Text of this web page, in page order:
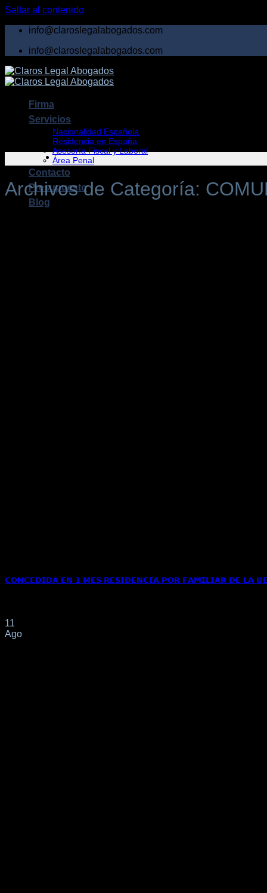
Saltar al contenido
info@claroslegalabogados.com
info@claroslegalabogados.com
Firma
Servicios
Nacionalidad Española
Residencia en España
Asesoría Fiscal y Laboral
Área Penal
Contacto
Presupuesto
Blog
Archivos de Categoría:
𝗖𝗢𝗡𝗖𝗘𝗗𝗜𝗗𝗔 𝗘𝗡 𝟭 𝗠𝗘𝗦 𝗥𝗘𝗦𝗜𝗗𝗘𝗡𝗖𝗜𝗔 𝗣𝗢𝗥 𝗙𝗔𝗠𝗜𝗟𝗜𝗔𝗥 𝗗𝗘 𝗟𝗔 𝗨𝗘
11
Ago